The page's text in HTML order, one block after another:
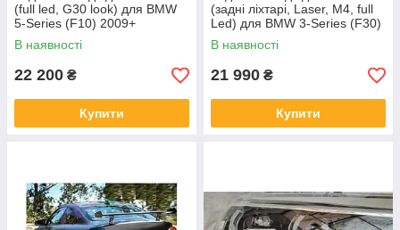
(full led, G30 look) для BMW
5-Series (F10) 2009+
В наявності
22 200 ₴
Купити
(задні ліхтарі, Laser, M4, full
Led) для BMW 3-Series (F30)
2012+
В наявності
21 990 ₴
Купити